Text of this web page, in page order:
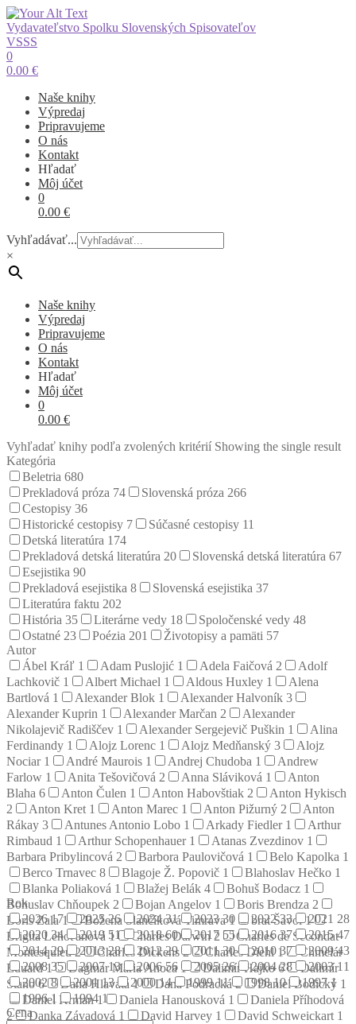
Vydavateľstvo Spolku Slovenských Spisovateľov
VSSS
0
0.00 €
Naše knihy
Výpredaj
Pripravujeme
O nás
Kontakt
Hľadať
Môj účet
0
0.00 €
Vyhľadávať...
×
Naše knihy
Výpredaj
Pripravujeme
O nás
Kontakt
Hľadať
Môj účet
0
0.00 €
Vyhľadať knihy podľa zvolených kritérií Showing the single result
Kategória
Beletria 680
Prekladová próza 74 Slovenská próza 266
Cestopisy 36
Historické cestopisy 7 Súčasné cestopisy 11
Detská literatúra 174
Prekladová detská literatúra 20 Slovenská detská literatúra 67
Esejistika 90
Prekladová esejistika 8 Slovenská esejistika 37
Literatúra faktu 202
História 35 Literárne vedy 18 Spoločenské vedy 48
Ostatné 23 Poézia 201 Životopisy a pamäti 57
Autor
Ábel Kráľ 1 Adam Puslojić 1 Adela Faičová 2
Adolf
Lachkovič 1 Albert Michael 1 Aldous Huxley 1
Alena
Bartlová 1 Alexander Blok 1 Alexander Halvoník 3
Alexander Kuprin 1 Alexander Marčan 2
Alexander
Nikolajevič Radiščev 1 Alexander Sergejevič Puškin 1
Alina
Ferdinandy 1 Alojz Lorenc 1 Alojz Medňanský 3
Alojz
Nociar 1 André Maurois 1 Andrej Chudoba 1
Andrew
Farlow 1 Anita Tešovičová 2 Anna Sláviková 1
Anton
Blaha 6 Anton Čulen 1 Anton Habovštiak 2
Anton Hykisch
2
Anton Kret 1 Anton Marec 1 Anton Pižurný 2
Anton
Rákay 3 Antunes Antonio Lobo 1 Arkady Fiedler 1
Arthur
Rimbaud 1 Arthur Schopenhauer 1 Atanas Zvezdinov 1
Barbara Pribylincová 2 Barbora Paulovičová 1 Belo Kapolka 1
Berco Trnavec 8 Blagoje Ž. Popovič 1 Blahoslav Hečko 1
Blanka Poliaková 1 Blažej Belák 4 Bohuš Bodacz 1
Bohuslav Chňoupek 2 Bojan Angelov 1 Boris Brendza 2
Boris Zala1 Božena Slančíková Timrava1 brat Šavol1
Brigita Lehoťanová 1 Charles Darwin2
Charles de Secondat
Montesquieu2 Charles Dickens2 Charles Diehl1
Chmelár
Eduard1 Dagmar Mária Anoca 1 Dalimír Hajko6
Dalimír
Stano6 Dana Hlavatá1 Dana Podracká2 Daniel Bodický 1
Daniel Krman1 Daniela Hanousková 1
Daniela Příhodová
2
Danka Závadová 1 David Harvey 1 David Schweickart 1
Rok
202617 202526 202431 202330 202233 2021 28
2020 34 2019 51 201860 2017 55 201637 201547
201429 201328 201229 201130 201037 200943
200835 200713 200656 200526 200428 200311
20028 200113 200014 199911 199810 19971
19961 19941
Cena